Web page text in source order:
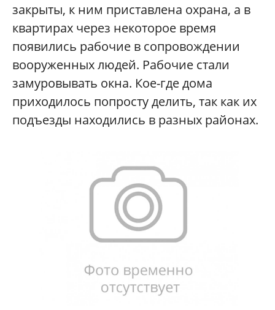
закрыты, к ним приставлена охрана, а в
квартирах через некоторое время
появились рабочие в сопровождении
вооруженных людей. Рабочие стали
замуровывать окна. Кое-где дома
приходилось попросту делить, так как их
подъезды находились в разных районах.